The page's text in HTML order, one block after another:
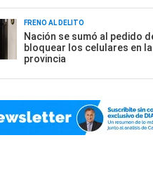
FRENO AL DELITO
Nación se sumó al pedido
bloquear los celulares en
provincia